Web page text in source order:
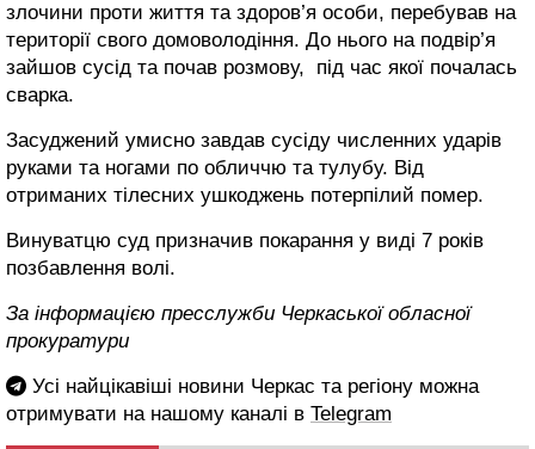
злочини проти життя та здоров’я особи, перебував на
території свого домоволодіння. До нього на подвір’я
зайшов сусід та почав розмову, під час якої почалась
сварка.
Засуджений умисно завдав сусіду численних ударів
руками та ногами по обличчю та тулубу. Від
отриманих тілесних ушкоджень потерпілий помер.
Винуватцю суд призначив покарання у виді 7 років
позбавлення волі.
За інформацією пресслужби Черкаської обласної
прокуратури
Усі найцікавіші новини Черкас та регіону можна
отримувати на нашому каналі в Telegram